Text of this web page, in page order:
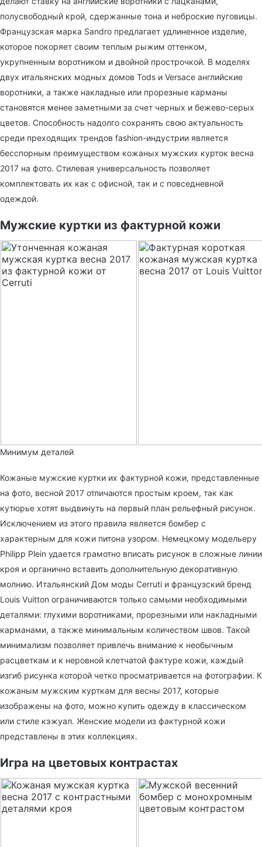
полусвободный крой, сдержанные тона и неброские пуговицы.
Французская марка Sandro предлагает удлиненное изделие,
которое покоряет своим теплым рыжим оттенком,
укрупненным воротником и двойной прострочкой. В моделях
двух итальянских модных домов Tods и Versace английские
воротники, а также накладные или прорезные карманы
становятся менее заметными за счет черных и бежево-серых
цветов. Способность надолго сохранять свою актуальность
среди преходящих трендов fashion-индустрии является
бесспорным преимуществом кожаных мужских курток весна
2017 на фото. Стилевая универсальность позволяет
комплектовать их как с офисной, так и с повседневной
одеждой.
Мужские куртки из фактурной кожи
Минимум деталей
Кожаные мужские куртки их фактурной кожи, представленные
на фото, весной 2017 отличаются простым кроем, так как
кутюрье хотят выдвинуть на первый план рельефный рисунок.
Исключением из этого правила является бомбер с
характерным для кожи питона узором. Немецкому модельеру
Philipp Plein удается грамотно вписать рисунок в сложные линии
кроя и органично вставить дополнительную декоративную
молнию. Итальянский Дом моды Cerruti и французский бренд
Louis Vuitton ограничиваются только самыми необходимыми
деталями: глухими воротниками, прорезными или накладными
карманами, а также минимальным количеством швов. Такой
минимализм позволяет привлечь внимание к необычным
расцветкам и к неровной клетчатой фактуре кожи, каждый
изгиб рисунка которой четко просматривается на фотографии. К
кожаным мужским курткам для весны 2017, которые
изображены на фото, можно купить одежду в классическом
или стиле кэжуал. Женские модели из фактурной кожи
представлены в этих коллекциях.
Игра на цветовых контрастах